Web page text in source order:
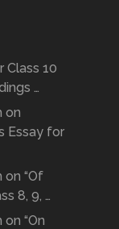
Class 10
…
on
Essay for
on “Of
8, 9, …
“On